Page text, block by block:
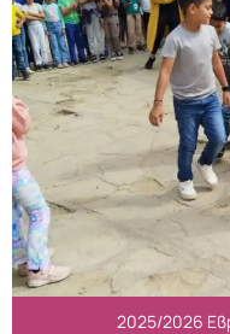
2025/2026